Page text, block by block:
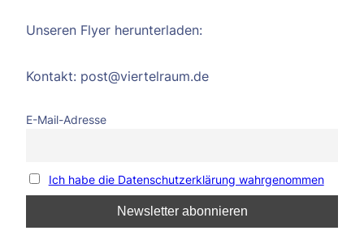
Unseren Flyer herunterladen:
Kontakt: post@viertelraum.de
E-Mail-Adresse
Ich habe die Datenschutzerklärung wahrgenommen